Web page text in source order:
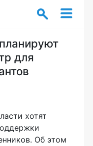
для
хотят
Об этом